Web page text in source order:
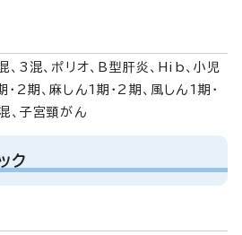
、3混、ポリオ、B型肝炎、Hib、小児
2期、麻しん1期・2期、風しん1期・
、子宮頸がん
ク